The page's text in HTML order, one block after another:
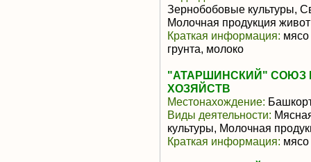
Зернобобовые культуры,
Молочная продукция
Краткая информация: мясо
грунта, молоко
"АТАРШИНСКИЙ" СОЮЗ
ХОЗЯЙСТВ
Местонахождение:
Виды деятельности:
культуры, Молочная
Краткая информация: мясо